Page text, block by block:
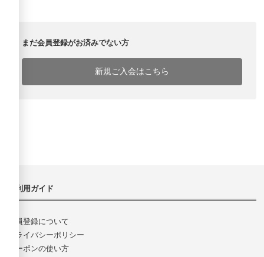
まだ会員登録がお済みでない方
新規ご入会はこちら
ご利用ガイド
会員登録について
プライバシーポリシー
クーポンの使い方